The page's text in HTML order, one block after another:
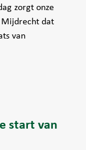
zorgt onze
dat
van
start van